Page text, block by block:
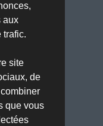
aux
trafic.
site
de
que vous
TEYRAN